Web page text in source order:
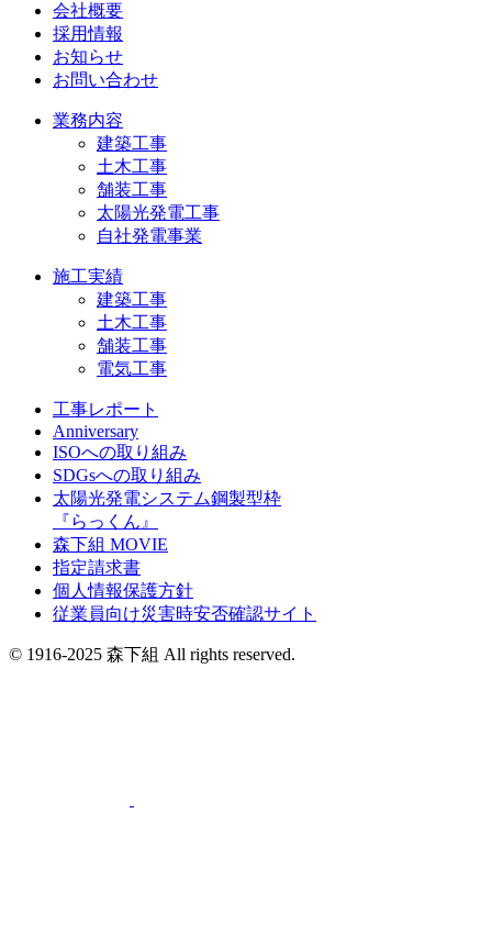
会社概要
採用情報
お知らせ
お問い合わせ
業務内容
建築工事
土木工事
舗装工事
太陽光発電工事
自社発電事業
施工実績
建築工事
土木工事
舗装工事
電気工事
工事レポート
Anniversary
ISOへの取り組み
SDGsへの取り組み
太陽光発電システム鋼製型枠
『らっくん』
森下組 MOVIE
指定請求書
個人情報保護方針
従業員向け災害時安否確認サイト
© 1916-2025 森下組 All rights reserved.